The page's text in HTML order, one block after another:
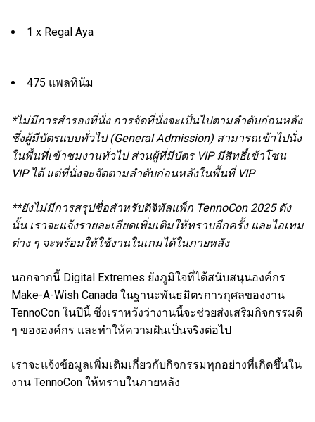
1 x Regal Aya
475 แพลทินัม
*ไม่มีการสำรองที่นั่ง การจัดที่นั่งจะเป็นไปตามลำดับก่อนหลัง
ซึ่งผู้มีบัตรแบบทั่วไป (General Admission) สามารถเข้าไปนั่ง
ในพื้นที่เข้าชมงานทั่วไป ส่วนผู้ที่มีบัตร VIP มีสิทธิ์เข้าโซน
VIP ได้ แต่ที่นั่งจะจัดตามลำดับก่อนหลังในพื้นที่ VIP
**ยังไม่มีการสรุปชื่อสำหรับดิจิทัลแพ็ก TennoCon 2025 ดัง
นั้น เราจะแจ้งรายละเอียดเพิ่มเติมให้ทราบอีกครั้ง และไอเทม
ต่าง ๆ จะพร้อมให้ใช้งานในเกมได้ในภายหลัง
นอกจากนี้ Digital Extremes ยังภูมิใจที่ได้สนับสนุนองค์กร
Make-A-Wish Canada ในฐานะพันธมิตรการกุศลของงาน
TennoCon ในปีนี้ ซึ่งเราหวังว่างานนี้จะช่วยส่งเสริมกิจกรรมดี
ๆ ขององค์กร และทำให้ความฝันเป็นจริงต่อไป
เราจะแจ้งข้อมูลเพิ่มเติมเกี่ยวกับกิจกรรมทุกอย่างที่เกิดขึ้นใน
งาน TennoCon ให้ทราบในภายหลัง